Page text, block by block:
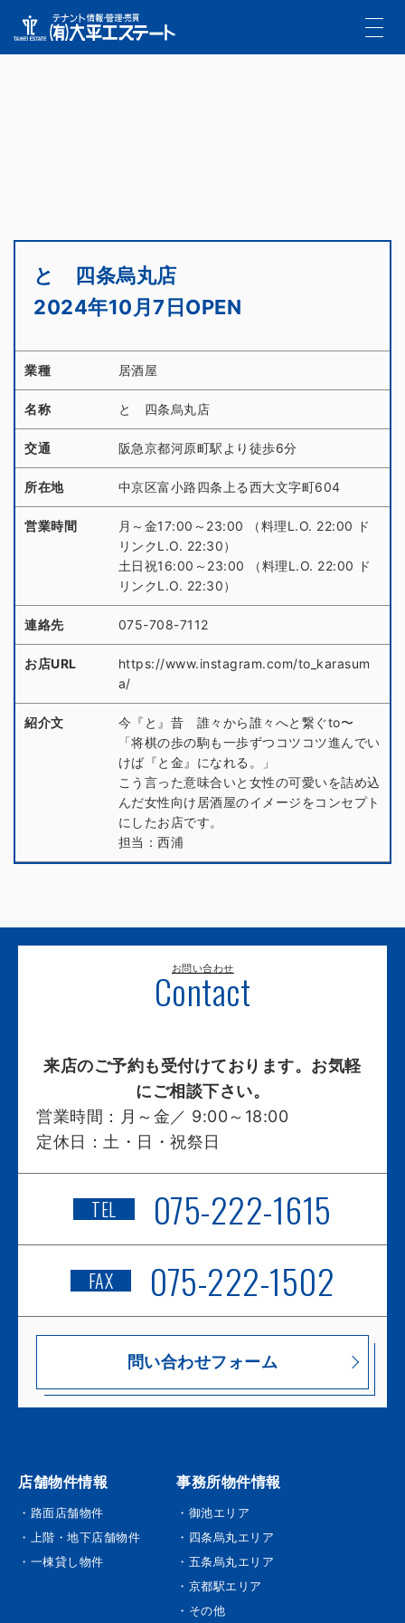
と 四条烏丸店
2024年10月7日OPEN
業種 居酒屋
名称 と 四条烏丸店
交通 阪急京都河原町駅より徒歩6分
所在地 中京区富小路四条上る西大文字町604
営業時間
月～金17:00～23:00 （料理L.O. 22:00 ド
リンクL.O. 22:30）
土日祝16:00～23:00 （料理L.O. 22:00 ド
リンクL.O. 22:30）
連絡先 075-708-7112
お店URL
https://www.instagram.com/to_karasum
a/
紹介文
今『と』昔 誰々から誰々へと繋ぐto〜
「将棋の歩の駒も一歩ずつコツコツ進んでい
けば『と金』になれる。」
こう言った意味合いと女性の可愛いを詰め込
んだ女性向け居酒屋のイメージをコンセプト
にしたお店です。
担当：西浦
お問い合わせ
Contact
来店のご予約も受付けております。お気軽
にご相談下さい。
営業時間：
月～金／ 9:00～18:00
定休日： 土・日・祝祭日
TEL 075-222-1615
FAX 075-222-1502
問い合わせフォーム
店舗物件情報
・路面店舗物件
・上階・地下店舗物件
・一棟貸し物件
事務所物件情報
・御池エリア
・四条烏丸エリア
・五条烏丸エリア
・京都駅エリア
・その他